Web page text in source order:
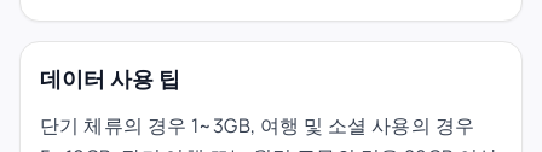
데이터 사용 팁
단기 체류의 경우 1~3GB, 여행 및 소셜 사용의 경우